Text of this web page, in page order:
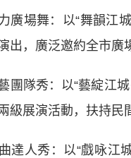
場舞：以“舞韻江城
出，廣泛邀約全市廣
隊秀：以“藝綻江城·
級展演活動，扶持民
人秀：以“戲咏江城